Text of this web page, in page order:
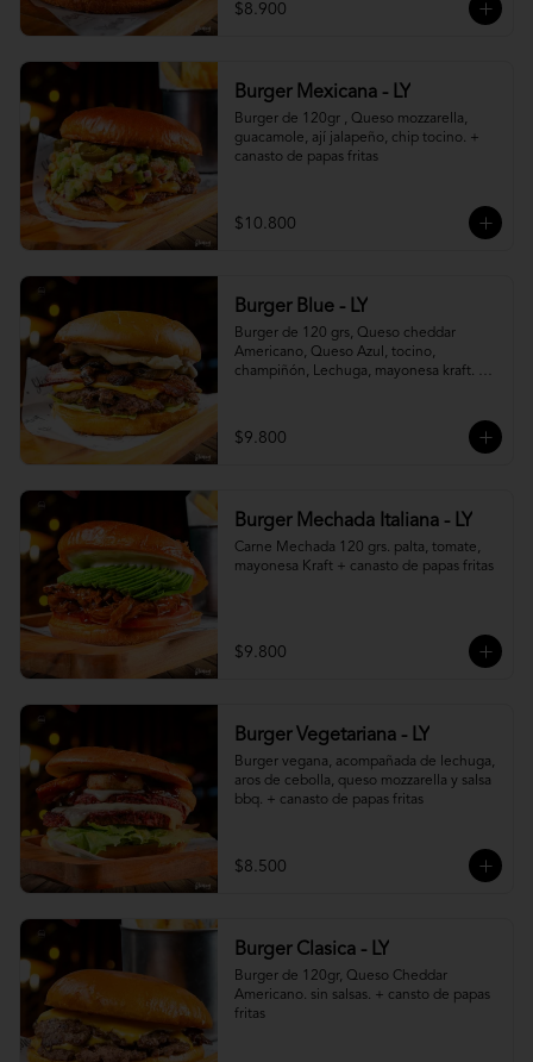
$8.900
Burger Mexicana - LY
Burger de 120gr , Queso mozzarella,
guacamole, ají jalapeño, chip tocino. +
canasto de papas fritas
$10.800
Burger Blue - LY
Burger de 120 grs, Queso cheddar
Americano, Queso Azul, tocino,
champiñón, Lechuga, mayonesa kraft. +
$9.800
Burger Mechada Italiana - LY
Carne Mechada 120 grs. palta, tomate,
mayonesa Kraft + canasto de papas fritas
$9.800
Burger Vegetariana - LY
Burger vegana, acompañada de lechuga,
aros de cebolla, queso mozzarella y salsa
bbq. + canasto de papas fritas
$8.500
Burger Clasica - LY
Burger de 120gr, Queso Cheddar
Americano. sin salsas. + cansto de papas
fritas